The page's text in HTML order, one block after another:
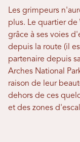
Les grimpeurs
plus. Le quartier
grâce à ses voies
depuis la route (il
partenaire depuis
Arches National
raison de leur
dehors de ces
et des zones